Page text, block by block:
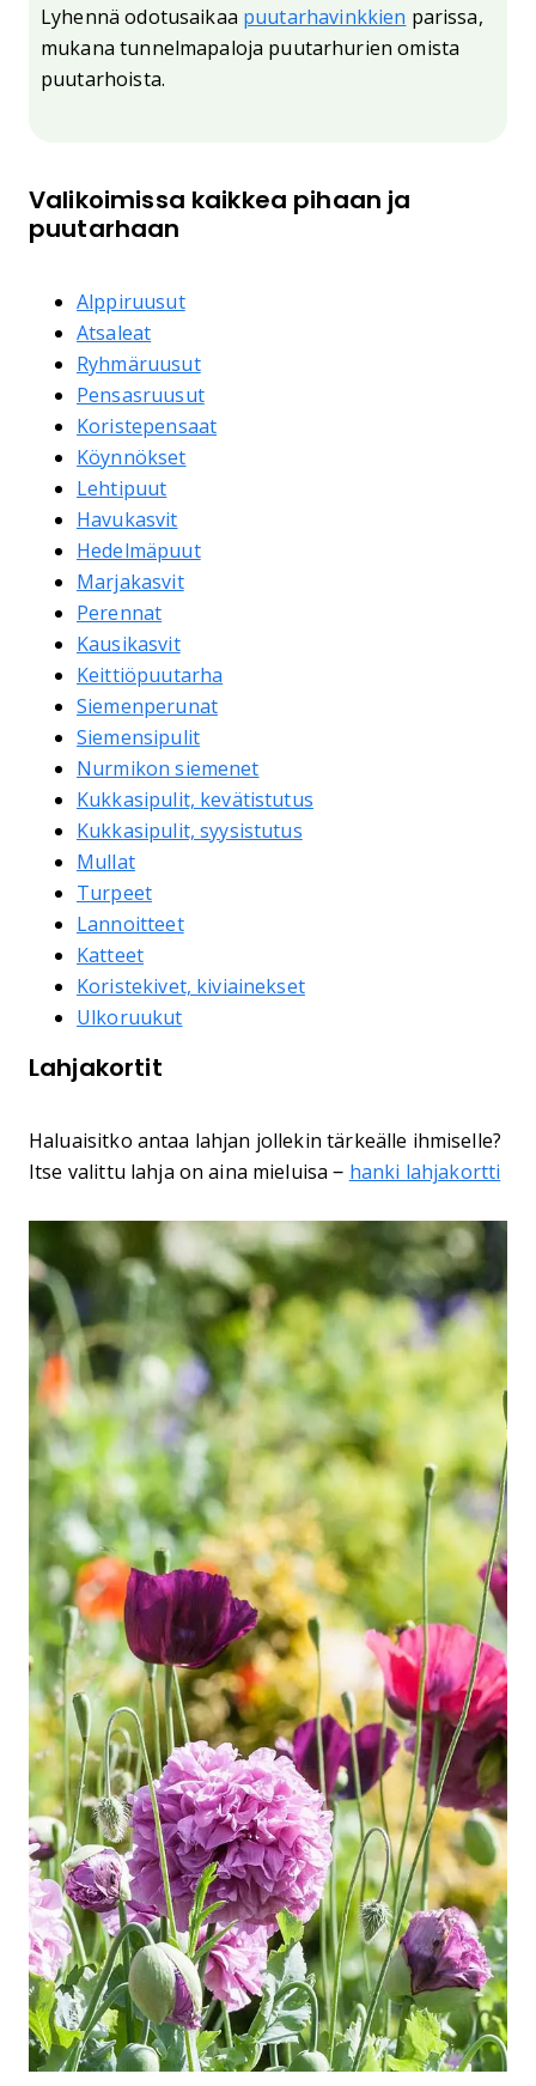
Lyhennä odotusaikaa puutarhavinkkien parissa,
mukana tunnelmapaloja puutarhurien omista
puutarhoista.
Valikoimissa kaikkea pihaan ja
puutarhaan
Alppiruusut
Atsaleat
Ryhmäruusut
Pensasruusut
Koristepensaat
Köynnökset
Lehtipuut
Havukasvit
Hedelmäpuut
Marjakasvit
Perennat
Kausikasvit
Keittiöpuutarha
Siemenperunat
Siemensipulit
Nurmikon siemenet
Kukkasipulit, kevätistutus
Kukkasipulit, syysistutus
Mullat
Turpeet
Lannoitteet
Katteet
Koristekivet, kiviainekset
Ulkoruukut
Lahjakortit
Haluaisitko antaa lahjan jollekin tärkeälle ihmiselle?
Itse valittu lahja on aina mieluisa ‒ hanki lahjakortti